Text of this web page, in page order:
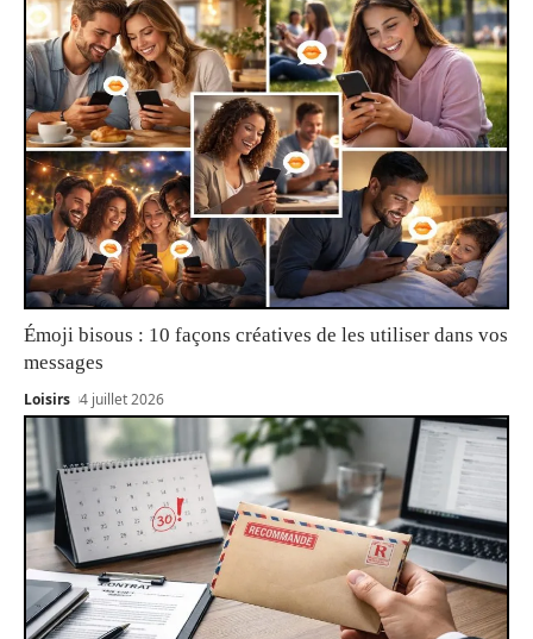
Émoji bisous : 10 façons créatives de les utiliser dans vos
messages
Loisirs 4 juillet 2026